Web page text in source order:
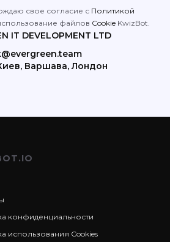
свое согласие с Политикой
файлов Cookie KwizBot.
IT DEVELOPMENT LTD
Варшава, Лондон
конфиденциальности
использования Cookies